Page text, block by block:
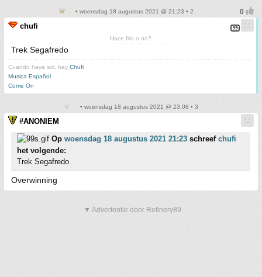
• woensdag 18 augustus 2021 @ 21:23 • 2
chufi
Hace frio o no?
Trek Segafredo
Cuando haya sol, hay Chufi
Musica Español
Come On
• woensdag 18 augustus 2021 @ 23:08 • 3
#ANONIEM
Op woensdag 18 augustus 2021 21:23 schreef chufi
het volgende:
Trek Segafredo
Overwinning
▼ Advertentie door Refinery89